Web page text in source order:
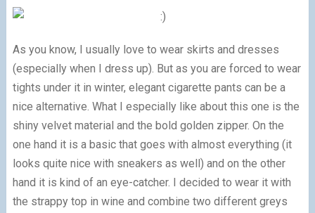
As you know, I usually love to wear skirts and dresses
(especially when I dress up). But as you are forced to wear
tights under it in winter, elegant cigarette pants can be a
nice alternative. What I especially like about this one is the
shiny velvet material and the bold golden zipper. On the
one hand it is a basic that goes with almost everything (it
looks quite nice with sneakers as well) and on the other
hand it is kind of an eye-catcher. I decided to wear it with
the strappy top in wine and combine two different greys